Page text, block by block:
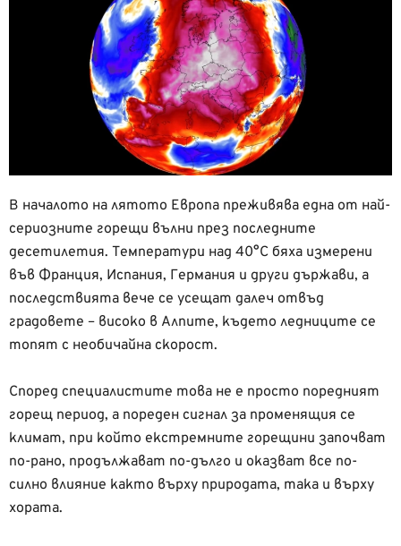
В началото на лятото Европа преживява една от най-
сериозните горещи вълни през последните
десетилетия. Температури над 40°C бяха измерени
във Франция, Испания, Германия и други държави, а
последствията вече се усещат далеч отвъд
градовете – високо в Алпите, където ледниците се
топят с необичайна скорост.
Според специалистите това не е просто поредният
горещ период, а пореден сигнал за променящия се
климат, при който екстремните горещини започват
по-рано, продължават по-дълго и оказват все по-
силно влияние както върху природата, така и върху
хората.